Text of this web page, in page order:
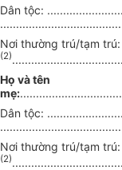
Dân tộc:
Nơi thường trú/tạm trú:
(2)
Họ và tên
mẹ:
Dân tộc:
Nơi thường trú/tạm trú:
(2)